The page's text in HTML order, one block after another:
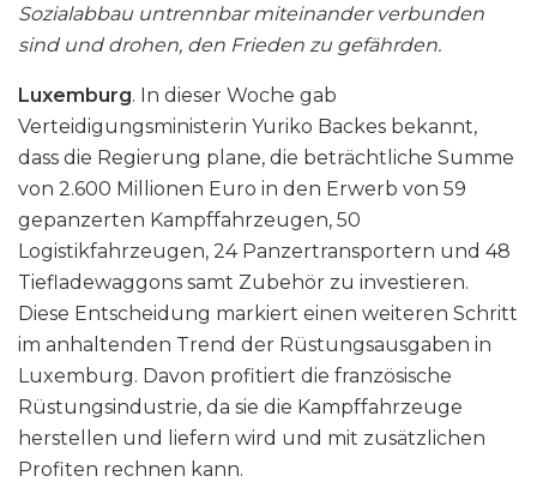
Sozialabbau untrennbar miteinander verbunden
sind und drohen, den Frieden zu gefährden.
Luxemburg. In dieser Woche gab
Verteidigungsministerin Yuriko Backes bekannt,
dass die Regierung plane, die beträchtliche Summe
von 2.600 Millionen Euro in den Erwerb von 59
gepanzerten Kampffahrzeugen, 50
Logistikfahrzeugen, 24 Panzertransportern und 48
Tiefladewaggons samt Zubehör zu investieren.
Diese Entscheidung markiert einen weiteren Schritt
im anhaltenden Trend der Rüstungsausgaben in
Luxemburg. Davon profitiert die französische
Rüstungsindustrie, da sie die Kampffahrzeuge
herstellen und liefern wird und mit zusätzlichen
Profiten rechnen kann.